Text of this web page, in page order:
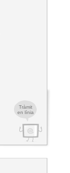
Tràmit
en línia